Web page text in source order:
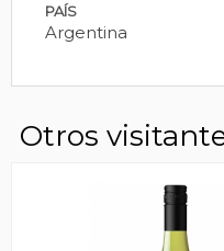
PAÍS
Argentina
Otros